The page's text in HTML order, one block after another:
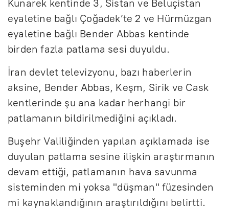
Kunarek kentinde 3, Sistan ve Beluçistan
eyaletine bağlı Çoğadek’te 2 ve Hürmüzgan
eyaletine bağlı Bender Abbas kentinde
birden fazla patlama sesi duyuldu.
İran devlet televizyonu, bazı haberlerin
aksine, Bender Abbas, Keşm, Sirik ve Cask
kentlerinde şu ana kadar herhangi bir
patlamanın bildirilmediğini açıkladı.
Buşehr Valiliğinden yapılan açıklamada ise
duyulan patlama sesine ilişkin araştırmanın
devam ettiği, patlamanın hava savunma
sisteminden mi yoksa "düşman" füzesinden
mi kaynaklandığının araştırıldığını belirtti.